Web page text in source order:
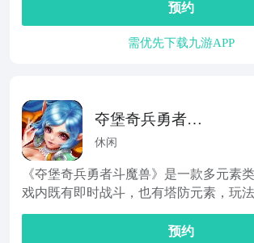
预约
需优先下载九游APP
夺堡奇兵勇者斗
魔兽
休闲
《夺堡奇兵勇者斗魔兽》是一款多元素
戏内既有即时战斗，也有塔防元素，玩
预约